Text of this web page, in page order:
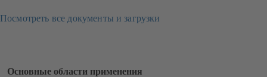
Посмотреть все документы и загрузки
Основные области применения